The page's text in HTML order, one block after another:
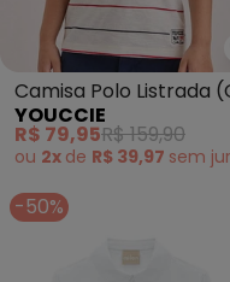
Camisa Polo Listrada
White)
YOUCCIE
R$ 79,95R$ 159,90
ou 2x de R$ 39,97 sem
-50%